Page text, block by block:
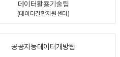
데이터활용기술팀
(데이터결합지원센터)
공공지능데이터개방팀